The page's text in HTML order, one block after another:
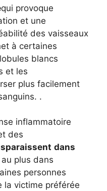
qui provoque
et une
des vaisseaux
à certaines
blancs
et les
plus facilement
.
inflammatoire
des
dans
plus dans
personnes
la victime préférée